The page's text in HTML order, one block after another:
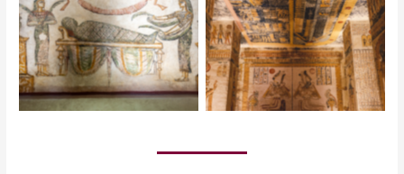
Brak podpisu Brak podpisu